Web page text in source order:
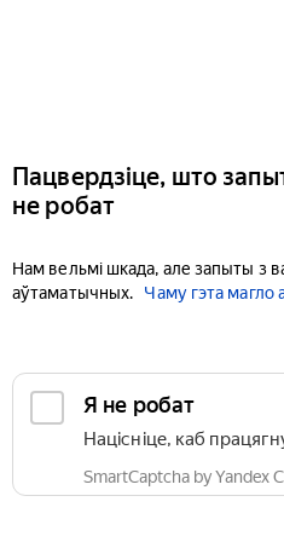
Пацвердзіце, што
не робат
Нам вельмі шкада, але запыты з
аўтаматычных.
Чаму гэта магло
Я не робат
Націсніце, каб
SmartCaptcha by Yandex